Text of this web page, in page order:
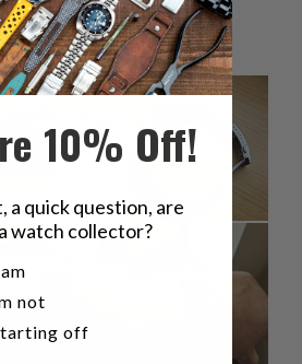
0%
10% Off!
a quick question, are
watch collector?
watch collector?
not
off